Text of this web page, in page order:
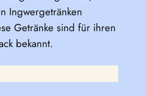
Ingwergetränken
Getränke sind für ihren
bekannt.